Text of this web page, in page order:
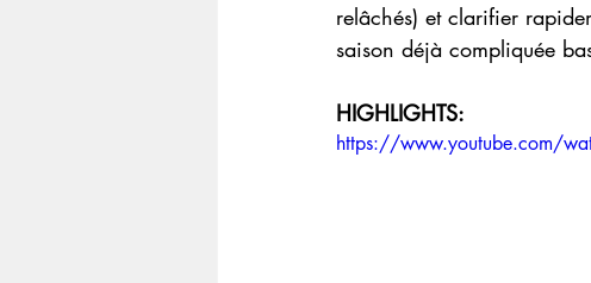
relâchés) et clarifier
saison déjà compliquée
HIGHLIGHTS:
https://www.youtube.com/